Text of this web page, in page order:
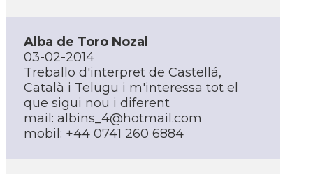
Alba de Toro Nozal
03-02-2014
Treballo d'interpret de Castellá,
Català i Telugu i m'interessa tot el
que sigui nou i diferent
mail: albins_4@hotmail.com
mobil: +44 0741 260 6884